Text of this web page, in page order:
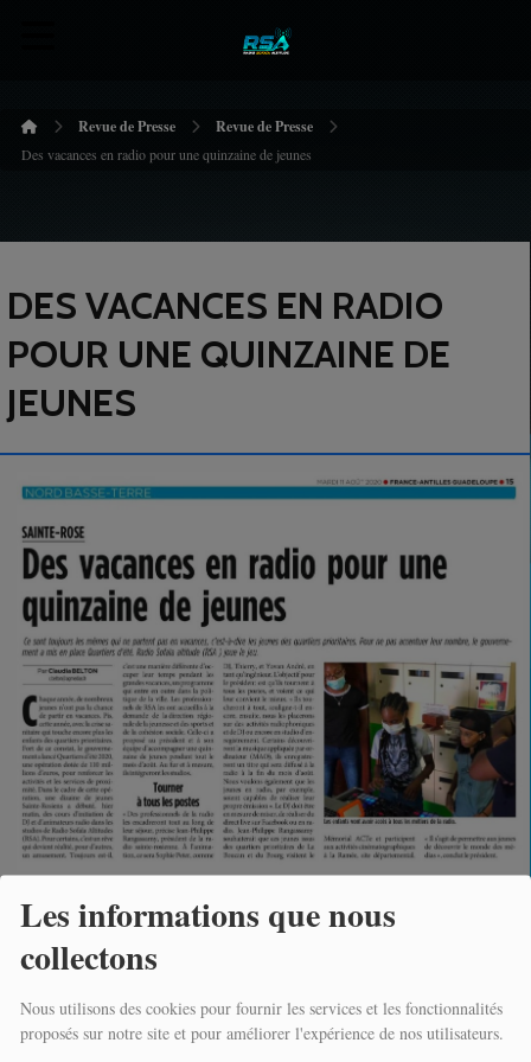
Les informations que nous
collectons
Nous utilisons des cookies pour fournir les services et les fonctionnalités
proposés sur notre site et pour améliorer l'expérience de nos utilisateurs.
Revue de Presse Revue de Presse
Des vacances en radio pour une quinzaine de jeunes
DES VACANCES EN RADIO
POUR UNE QUINZAINE DE
JEUNES